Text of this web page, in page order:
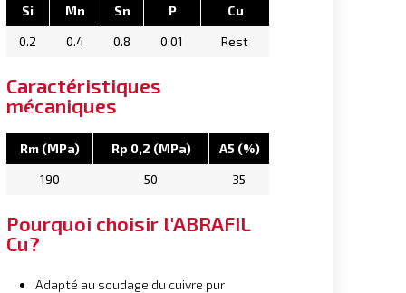
Si Mn Sn P
Cu
0.2
0.4 0.8 0.01 Rest
Caractéristiques
mécaniques
Rm (MPa) Rp 0,2 (MPa)
A5 (%)
190
50 35
Pourquoi choisir l'ABRAFIL
Cu?
Adapté au soudage du cuivre pur